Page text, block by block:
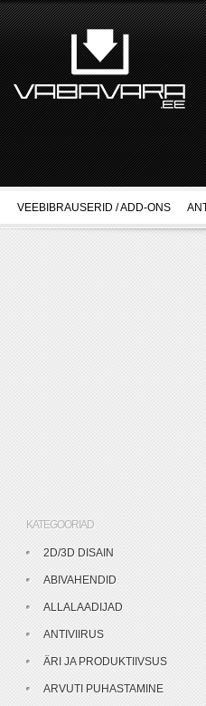
VEEBIBRAUSERID / ADD-ONS
KATEGOORIAD
2D/3D DISAIN
ABIVAHENDID
ALLALAADIJAD
ANTIVIIRUS
ÄRI JA PRODUKTIIVSUS
ARVUTI PUHASTAMINE